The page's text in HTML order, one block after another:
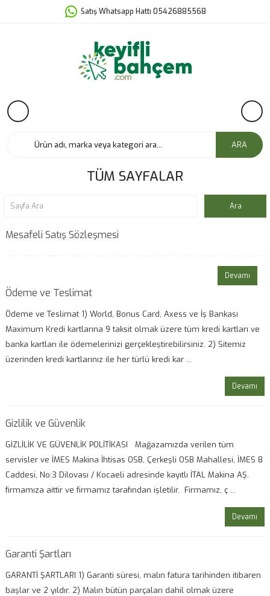
Satış Whatsapp Hattı 05426885568
ARA
TÜM SAYFALAR
Mesafeli Satış Sözleşmesi
Devamı
Ödeme ve Teslimat
Ödeme ve Teslimat 1) World, Bonus Card, Axess ve İş Bankası
Maximum Kredi kartlarına 9 taksit olmak üzere tüm kredi kartları ve
banka kartları ile ödemelerinizi gerçekleştirebilirsiniz. 2) Sitemiz
üzerinden kredi kartlarınız ile her türlü kredi kar ...
Devamı
Gizlilik ve Güvenlik
GİZLİLİK VE GÜVENLİK POLİTİKASI Mağazamızda verilen tüm
servisler ve İMES Makina İhtisas OSB, Çerkeşli OSB Mahallesi, İMES 8
Caddesi, No:3 Dilovası / Kocaeli adresinde kayıtlı İTAL Makina AŞ.
firmamıza aittir ve firmamız tarafından işletilir. Firmamız, ç ...
Devamı
Garanti Şartları
GARANTİ ŞARTLARI 1) Garanti süresi, malın fatura tarihinden itibaren
başlar ve 2 yıldır. 2) Malın bütün parçaları dahil olmak üzere